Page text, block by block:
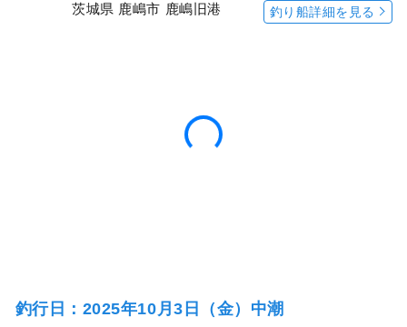
茨城県 鹿嶋市 鹿嶋旧港 釣り船詳細を見る
釣行日：2025年10月3日（金）中潮